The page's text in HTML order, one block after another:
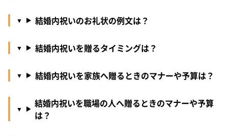
結婚内祝いのお礼状の例文は？
結婚内祝いを贈るタイミングは？
結婚内祝いを家族へ贈るときのマナーや予算は？
結婚内祝いを職場の人へ贈るときのマナーや予算
は？